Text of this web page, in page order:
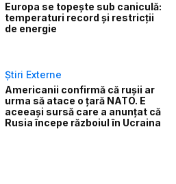
Europa se topește sub caniculă:
temperaturi record și restricții
de energie
Știri Externe
Americanii confirmă că rușii ar
urma să atace o țară NATO. E
aceeași sursă care a anunțat că
Rusia începe războiul în Ucraina